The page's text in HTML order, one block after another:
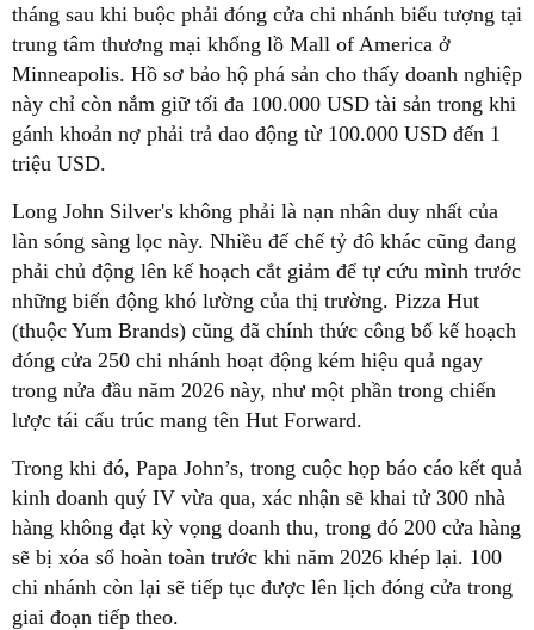
tháng sau khi buộc phải đóng cửa chi nhánh biểu tượng tại
trung tâm thương mại khổng lồ Mall of America ở
Minneapolis. Hồ sơ bảo hộ phá sản cho thấy doanh nghiệp
này chỉ còn nắm giữ tối đa 100.000 USD tài sản trong khi
gánh khoản nợ phải trả dao động từ 100.000 USD đến 1
triệu USD.
Long John Silver's không phải là nạn nhân duy nhất của
làn sóng sàng lọc này. Nhiều đế chế tỷ đô khác cũng đang
phải chủ động lên kế hoạch cắt giảm để tự cứu mình trước
những biến động khó lường của thị trường. Pizza Hut
(thuộc Yum Brands) cũng đã chính thức công bố kế hoạch
đóng cửa 250 chi nhánh hoạt động kém hiệu quả ngay
trong nửa đầu năm 2026 này, như một phần trong chiến
lược tái cấu trúc mang tên Hut Forward.
Trong khi đó, Papa John’s, trong cuộc họp báo cáo kết quả
kinh doanh quý IV vừa qua, xác nhận sẽ khai tử 300 nhà
hàng không đạt kỳ vọng doanh thu, trong đó 200 cửa hàng
sẽ bị xóa sổ hoàn toàn trước khi năm 2026 khép lại. 100
chi nhánh còn lại sẽ tiếp tục được lên lịch đóng cửa trong
giai đoạn tiếp theo.